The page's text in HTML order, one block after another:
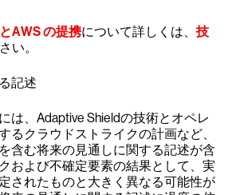
AWS の提携について詳しくは、技
い。
記述
は、Adaptive Shieldの技術とオペレ
るクラウドストライクの計画など、
含む将来の見通しに関する記述が含
および不確定要素の結果として、実
されたものと大きく異なる可能性が